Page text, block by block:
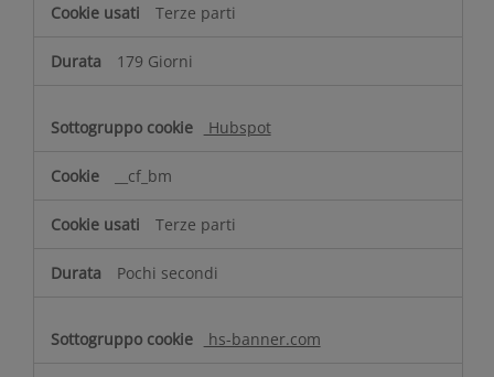
Terze parti
179 Giorni
Hubspot
__cf_bm
Terze parti
Pochi secondi
hs-banner.com